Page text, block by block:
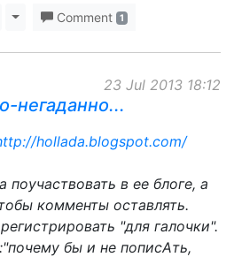
Toggle Dropdown
Comment 1
23 Jul 2013 18:12
негаданно...
hollada.blogspot.com/
поучаствовать в ее блоге, а
комменты оставлять.
"для галочки".
бы и не пописАть,